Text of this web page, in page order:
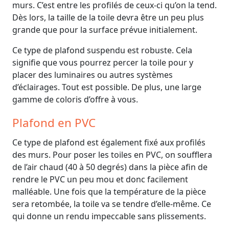
murs. C’est entre les profilés de ceux-ci qu’on la tend.
Dès lors, la taille de la toile devra être un peu plus
grande que pour la surface prévue initialement.
Ce type de plafond suspendu est robuste. Cela
signifie que vous pourrez percer la toile pour y
placer des luminaires ou autres systèmes
d’éclairages. Tout est possible. De plus, une large
gamme de coloris d’offre à vous.
Plafond en PVC
Ce type de plafond est également fixé aux profilés
des murs. Pour poser les toiles en PVC, on soufflera
de l’air chaud (40 à 50 degrés) dans la pièce afin de
rendre le PVC un peu mou et donc facilement
malléable. Une fois que la température de la pièce
sera retombée, la toile va se tendre d’elle-même. Ce
qui donne un rendu impeccable sans plissements.